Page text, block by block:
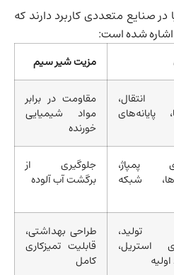
صنایع متعددی کاربرد دارند که
اشاره شده است:
مزیت شیر سیم
پایانه‌های
مقاومت در برابر
مواد شیمیایی
خورنده
پمپاژ،
شبکه
جلوگیری از
برگشت آب آلوده
استریل،
طراحی بهداشتی،
قابلیت تمیزکاری
کامل